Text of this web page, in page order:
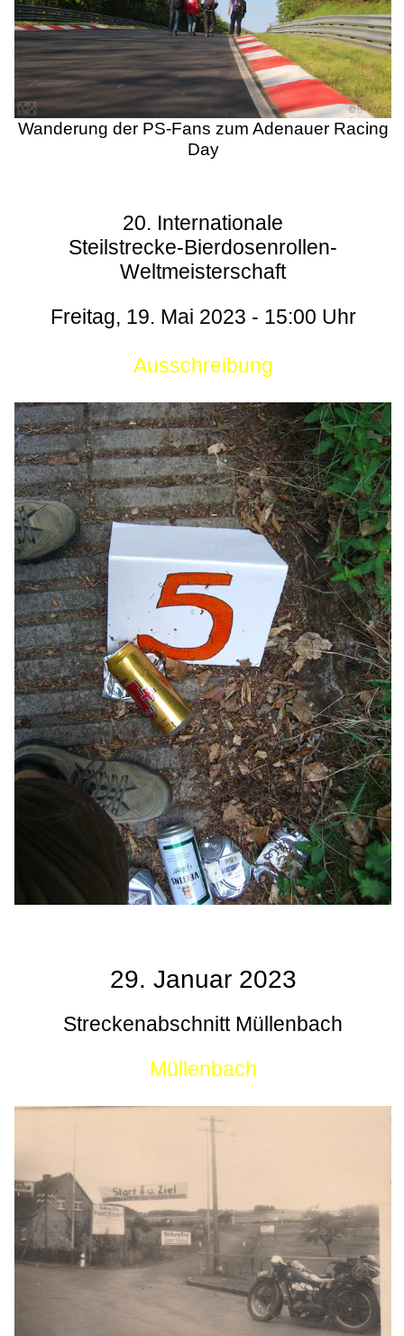
Wanderung der PS-Fans zum Adenauer Racing
Day
20. Internationale
Steilstrecke-Bierdosenrollen-
Weltmeisterschaft
Freitag, 19. Mai 2023 - 15:00 Uhr
Ausschreibung
29. Januar 2023
Streckenabschnitt Müllenbach
Müllenbach